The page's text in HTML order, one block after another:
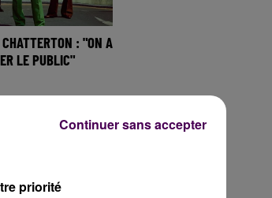
: "ON A
LE PUBLIC"
priorité
Continuer sans accepter